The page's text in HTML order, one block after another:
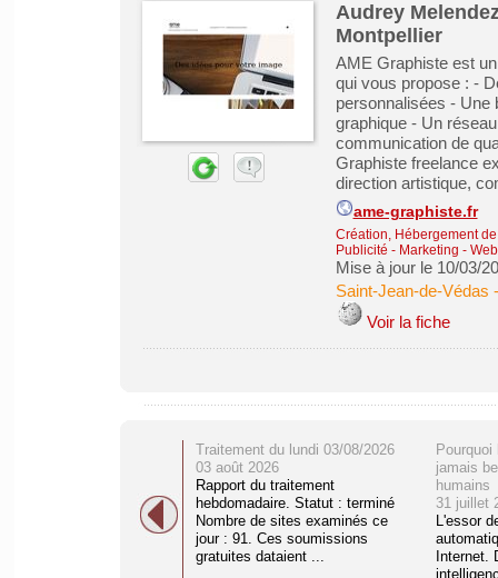
Audrey
Montpellier
AME Graphiste est
qui vous propose : -
personnalisées - Une
graphique - Un
communication de
Graphiste freelance
direction artistique,
ame-graphiste.fr
Création, Hébergement
Publicité - Marketing -
Mise à jour le 10/03/
Saint-Jean-de-Védas
Voir la fiche
Traitement du lundi 03/08/2026
03 août 2026
Rapport du traitement
hebdomadaire. Statut : terminé
Nombre de sites examinés ce
jour : 91. Ces soumissions
gratuites dataient ...
jamais
humains
31 juillet
L'essor
Internet.